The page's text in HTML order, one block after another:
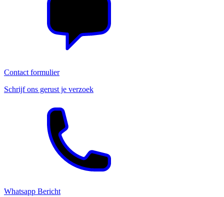
Contact formulier
Schrijf ons gerust je verzoek
Whatsapp Bericht